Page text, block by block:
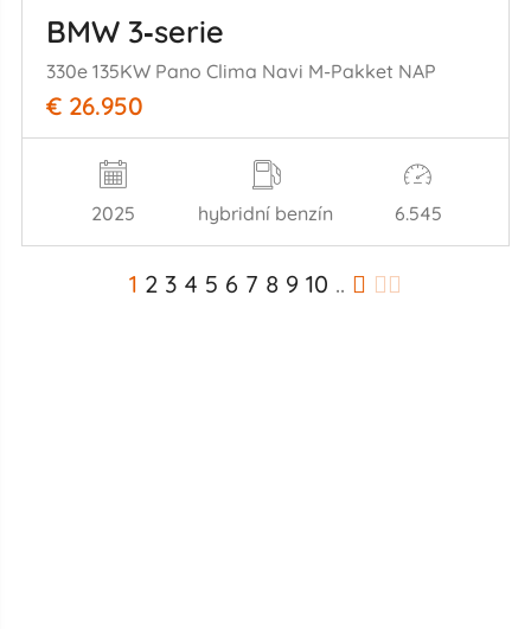
BMW 3‑serie
330e 135KW Pano Clima Navi M-Pakket NAP
€ 26.950
2025 hybridní benzín 6.545
1 2 3 4 5 6 7 8 9 10 ..